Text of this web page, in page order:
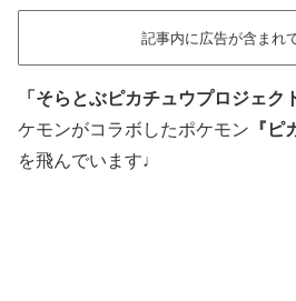
記事内に広告が含まれ
「そらとぶピカチュウプロジェク
ケモンがコラボしたポケモン 『ピ
を飛んでいます♩